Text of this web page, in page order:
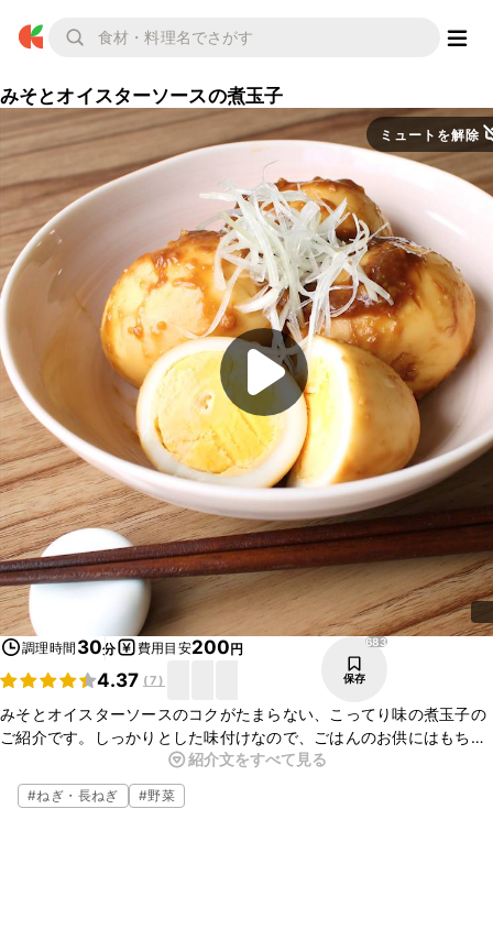
みそとオイスターソースの煮玉子
ミュートを解除
調理時間 30分 費用目安200円
4.37 (7)
683
保存
みそとオイスターソースのコクがたまらない、こってり味の煮玉子の
ご紹介です。しっかりとした味付けなので、ごはんのお供にはもちろ
ん、お酒のおつまみとしてもおすすめですよ。簡単にお作りいただけ
ますので、ぜひお試しくださいね。
紹介文をすべて見る
#ねぎ・長ねぎ #野菜